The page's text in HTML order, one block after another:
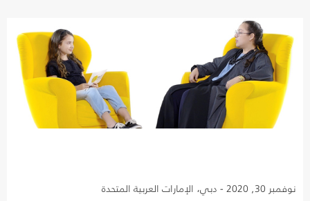
نوفمبر 30, 2020 - دبي، الإمارات العربية المتحدة